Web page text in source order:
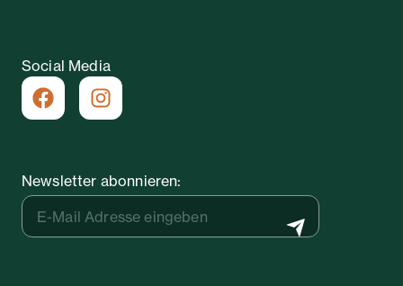
Social Media
Newsletter abonnieren: